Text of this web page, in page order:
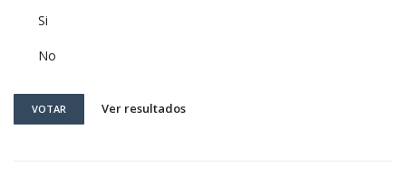
Si
No
VOTAR Ver resultados